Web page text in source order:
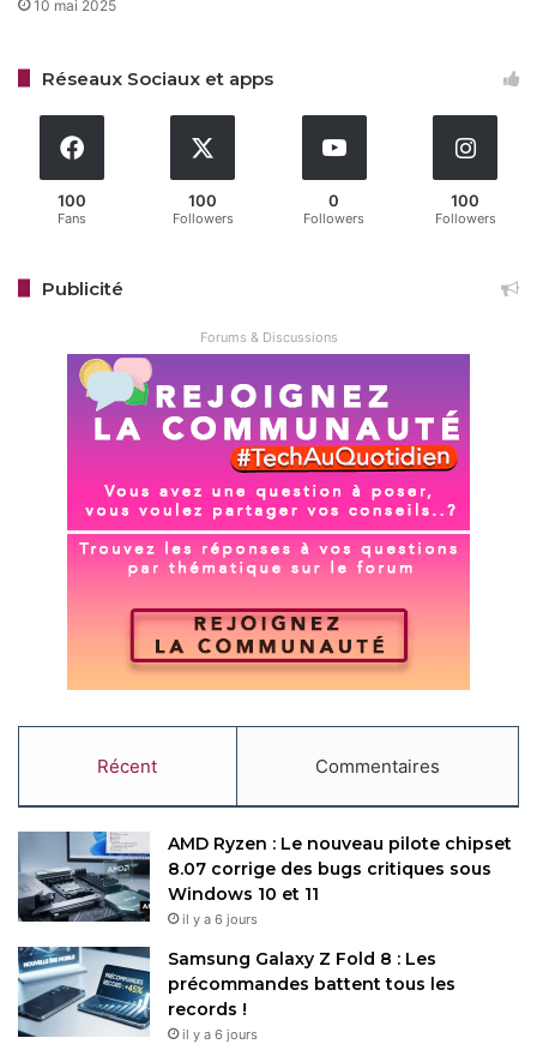
Free ne s’arrête pas là : des tests pilotes impliquent déjà
des abonnés hors Proxi, avec un objectif clair de proposer
le backup gratuit à tous d’ici les prochains mois,
des stocks locaux.
s’éclaircit pour une continuité sans faille et un vrai
prolongée.
Restez connecté via Google News
Suivez-nous pour les dernières mises à jour et guides.
Free Freebox
10 mai 2025
Réseaux Sociaux et apps
100
Fans
100
Followers
0
Followers
100
Followers
Publicité
Forums & Discussions
Récent Commentaires
AMD Ryzen : Le nouveau pilote chipset
8.07 corrige des bugs critiques sous
Windows 10 et 11
il y a 6 jours
Samsung Galaxy Z Fold 8 : Les
précommandes battent tous les
records !
il y a 6 jours